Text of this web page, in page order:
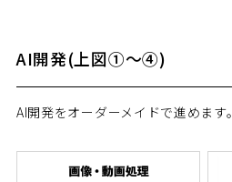
AI開発(上図①～④)
AI開発をオーダーメイドで進めます。